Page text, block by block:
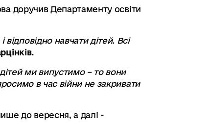
доручив Департаменту освіти
навчати дітей. Всі
ми випустимо – то вони
в час війни не закривати
до вересня, а далі -